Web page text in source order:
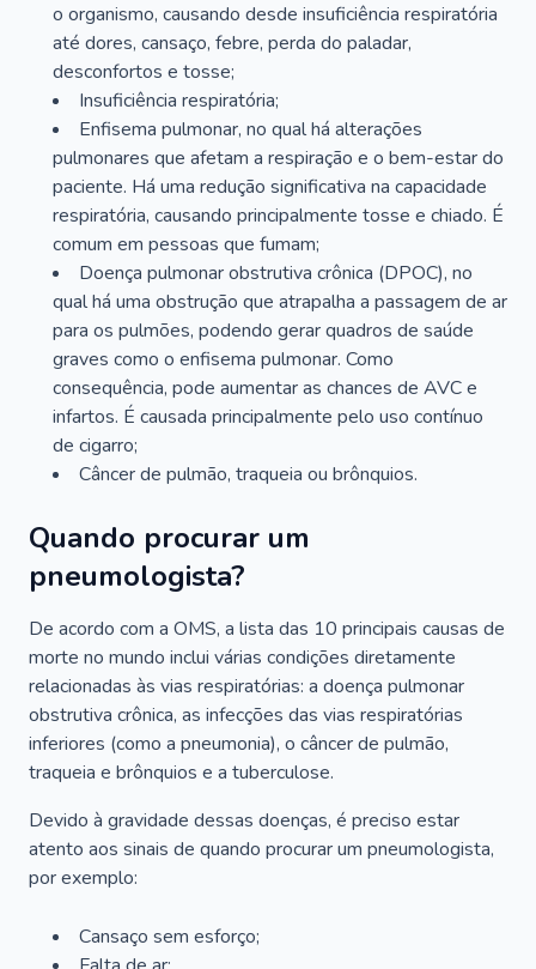
o organismo, causando desde insuficiência respiratória
até dores, cansaço, febre, perda do paladar,
desconfortos e tosse;
Insuficiência respiratória;
Enfisema pulmonar, no qual há alterações
pulmonares que afetam a respiração e o bem-estar do
paciente. Há uma redução significativa na capacidade
respiratória, causando principalmente tosse e chiado. É
comum em pessoas que fumam;
Doença pulmonar obstrutiva crônica (DPOC), no
qual há uma obstrução que atrapalha a passagem de ar
para os pulmões, podendo gerar quadros de saúde
graves como o enfisema pulmonar. Como
consequência, pode aumentar as chances de AVC e
infartos. É causada principalmente pelo uso contínuo
de cigarro;
Câncer de pulmão, traqueia ou brônquios.
Quando procurar um
pneumologista?
De acordo com a OMS, a lista das 10 principais causas de
morte no mundo inclui várias condições diretamente
relacionadas às vias respiratórias: a doença pulmonar
obstrutiva crônica, as infecções das vias respiratórias
inferiores (como a pneumonia), o câncer de pulmão,
traqueia e brônquios e a tuberculose.
Devido à gravidade dessas doenças, é preciso estar
atento aos sinais de quando procurar um pneumologista,
por exemplo:
Cansaço sem esforço;